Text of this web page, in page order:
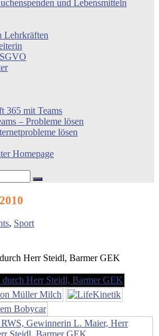
und Lebensmitteln
Lehrkräften
365 mit Teams
– Probleme lösen
lösen
Homepage
Suchen
, Sport